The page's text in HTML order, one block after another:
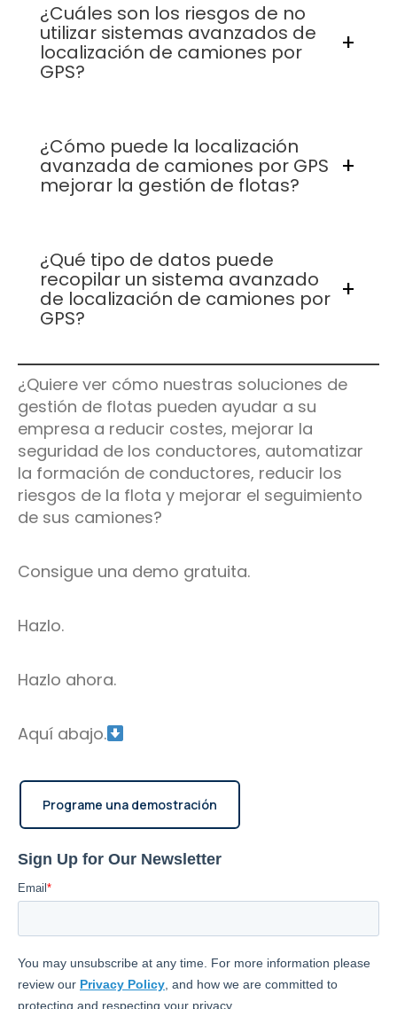
¿Cuáles son los riesgos de no
utilizar sistemas avanzados de
localización de camiones por
GPS?
No utilizar el seguimiento por GPS puede suponer
un aumento de los costes operativos, rutas no
optimizadas y falta de datos en tiempo real para
¿Cómo puede la localización
avanzada de camiones por GPS
mejorar la gestión de flotas?
El seguimiento por GPS proporciona datos en
tiempo real sobre la ubicación y el estado de los
vehículos, lo que permite una planificación más
eficiente de las rutas, el uso del combustible y el
¿Qué tipo de datos puede
recopilar un sistema avanzado
de localización de camiones por
GPS?
Los sistemas de localización por GPS pueden
proporcionar datos sobre la velocidad del
vehículo, el estado del motor, el tiempo de ralentí
y la ubicación en tiempo real, útiles para aplicar
las políticas de conducción y optimizar las
operaciones.
¿Quiere ver cómo nuestras soluciones de
gestión de flotas pueden ayudar a su
empresa a reducir costes, mejorar la
seguridad de los conductores, automatizar
la formación de conductores, reducir los
riesgos de la flota y mejorar el seguimiento
de sus camiones?
Consigue una demo gratuita.
Hazlo.
Hazlo ahora.
Aquí abajo.
Programe una demostración